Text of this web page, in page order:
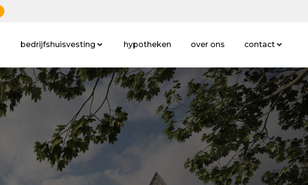
bedrijfshuisvesting hypotheken over ons contact